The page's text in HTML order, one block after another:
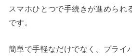
スマホひとつで手続きが進められ
です。
簡単で手軽なだけでなく、プライ